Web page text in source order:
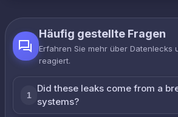
Häufig gestellte Fragen
Erfahren Sie mehr über Datenlecks
reagiert.
1
Did these leaks come from a
systems?